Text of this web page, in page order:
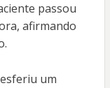
passou
afirmando
um